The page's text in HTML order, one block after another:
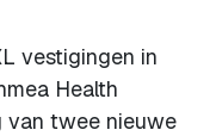
vestigingen in
Health
van twee nieuwe